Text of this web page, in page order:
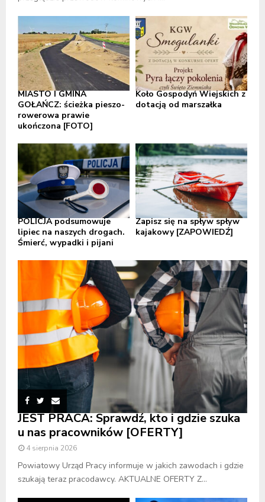
MIASTO I GMINA
GOŁAŃCZ: ścieżka pieszo-
rowerowa prawie
ukończona [FOTO]
Koło Gospodyń Wiejskich z
dotacją od marszałka
POLICJA podsumowuje
lipiec na naszych drogach.
Śmierć, wypadki i pijani
Zapisz się na spływ spływ
kajakowy [ZAPOWIEDŹ]
JEST PRACA: Sprawdź, kto i gdzie szuka
u nas pracowników [OFERTY]
4 sierpnia 2026
Powiatowy Urząd Pracy informuje w jakich zawodach i gdzie
szukają teraz pracodawcy. AKTUALNE OFERTY Z...